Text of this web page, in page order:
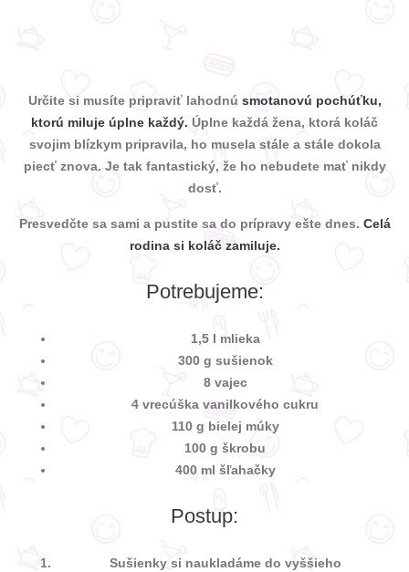
Určite si musíte pripraviť lahodnú smotanovú pochúťku,
ktorú miluje úplne každý.Úplne každá žena, ktorá koláč
svojim blízkym pripravila, ho musela stále a stále dokola
piecť znova. Je tak fantastický, že ho nebudete mať nikdy
dosť.
Presvedčte sa sami a pustite sa do prípravy ešte dnes. Celá
rodina si koláč zamiluje.
Potrebujeme:
1,5 l mlieka
300 g sušienok
8 vajec
4 vrecúška vanilkového cukru
110 g bielej múky
100 g škrobu
400 ml šľahačky
Postup:
Sušienky si naukladáme do vyššieho